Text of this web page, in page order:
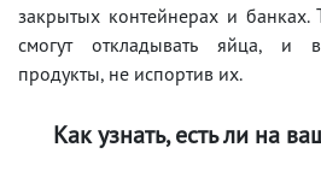
закрытых контейнерах и
смогут откладывать яйца, и
продукты, не испортив их.
Как узнать, есть ли на